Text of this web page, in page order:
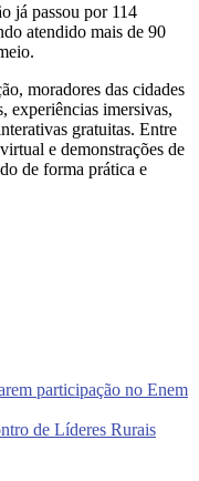
já passou por 114
atendido mais de 90
moradores das cidades
experiências imersivas,
gratuitas. Entre
e demonstrações de
de forma prática e
participação no Enem
de Líderes Rurais